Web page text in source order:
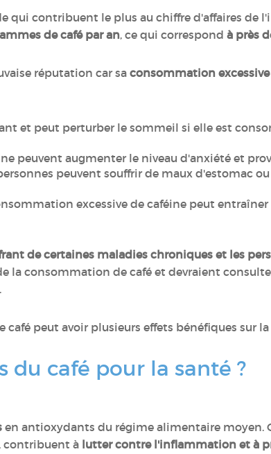
qui contribuent le plus au chiffre d'affaires de
de café par an, ce qui correspond à près
réputation car sa consommation excessive
et peut perturber le sommeil si elle est
peuvent augmenter le niveau d'anxiété et
peuvent souffrir de maux d'estomac
excessive de caféine peut
de certaines maladies chroniques et les
la consommation de café et devraient
.
peut avoir plusieurs effets bénéfiques sur la
du café pour la santé ?
en antioxydants du régime alimentaire moyen.
, contribuent à lutter contre l'inflammation et à